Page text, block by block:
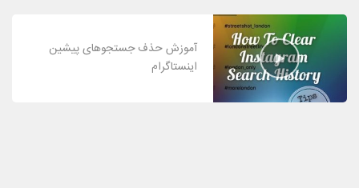
آموزش حذف جستجوهای پیشین
اینستاگرام